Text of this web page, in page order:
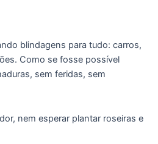
blindagens para tudo: carros,
Como se fosse possível
sem feridas, sem
nem esperar plantar roseiras e